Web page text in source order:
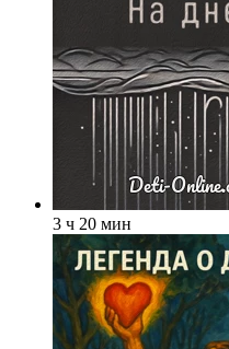
3 ч 20 мин